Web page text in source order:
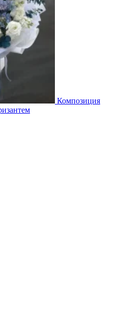
Композиция